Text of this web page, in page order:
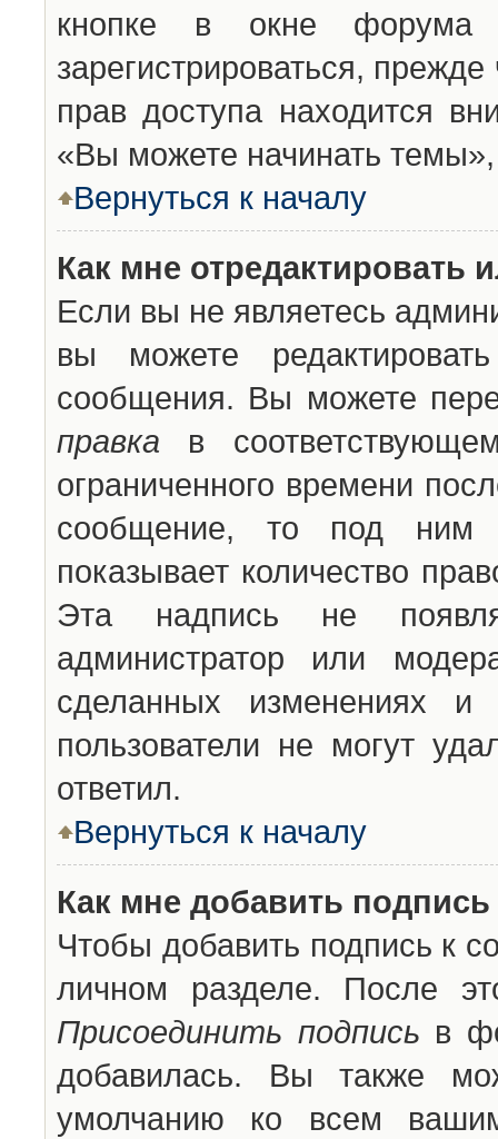
кнопке в окне
зарегистрироваться,
прав доступа находится
«Вы можете начинать
Вернуться к началу
Как мне отредактировать
Если вы не являетесь
вы можете
сообщения. Вы можете
правка в
ограниченного времени
сообщение, то под ним
показывает количество
Эта надпись не
администратор или
сделанных изменениях
пользователи не могут
ответил.
Вернуться к началу
Как мне добавить
Чтобы добавить подпись к
личном разделе. После
Присоединить подпись в
добавилась. Вы также
умолчанию ко всем